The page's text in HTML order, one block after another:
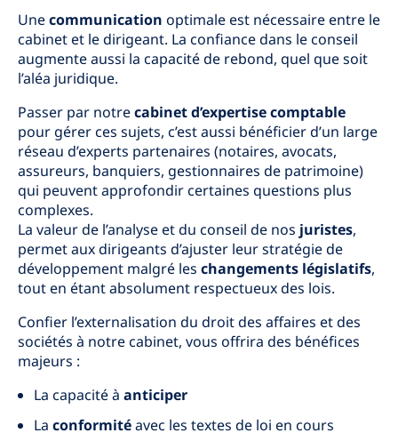
Unecommunication optimale est nécessaire entre le
cabinet et le dirigeant. La confiance dans le conseil
augmente aussi la capacité de rebond, quel que soit
l’aléa juridique.
Passer par notrecabinet d’expertise comptable
pour gérer ces sujets, c’est aussi bénéficier d’un large
réseau d’experts partenaires (notaires, avocats,
assureurs, banquiers, gestionnaires de patrimoine)
qui peuvent approfondir certaines questions plus
complexes.
La valeur de l’analyse et du conseil de nos juristes,
permet aux dirigeants d’ajuster leur stratégie de
développement malgré les changements législatifs,
tout en étant absolument respectueux des lois.
Confier l’externalisation du droit des affaires et des
sociétés à notre cabinet, vous offrira des bénéfices
majeurs :
La capacité à anticiper
La conformitéavec les textes de loi en cours